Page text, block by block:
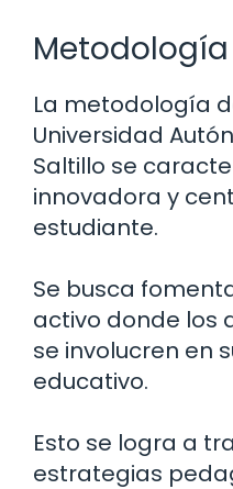
Metodología
La metodología
Universidad
Saltillo se
innovadora y
estudiante.
Se busca
activo donde los
se involucren en
educativo.
Esto se logra a
estrategias